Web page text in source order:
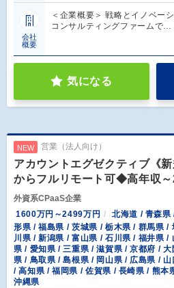
会社
概要
＜企業概要＞ 戦略とイノベー
コンサルティングファームで…
気になる
NEW 営業（法人向け）
アカウントエグゼクティブ《
からフルリモート可◆高年収～
外資系CPaaS企業
1600万円～2499万円
北海道 / 青森県
形県 / 福島県 / 茨城県 / 栃木県 / 群馬県 /
川県 / 新潟県 / 富山県 / 石川県 / 福井県 /
県 / 愛知県 / 三重県 / 滋賀県 / 京都府 /
県 / 鳥取県 / 島根県 / 岡山県 / 広島県 /
/ 高知県 / 福岡県 / 佐賀県 / 長崎県 / 熊本
沖縄県